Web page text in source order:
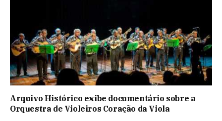
Arquivo Histórico exibe documentário sobre a
Orquestra de Violeiros Coração da Viola